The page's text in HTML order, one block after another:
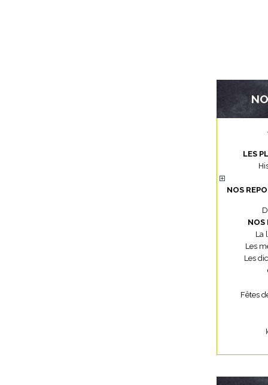
LES
NOS
NOS
La
Les
Les
Fêtes